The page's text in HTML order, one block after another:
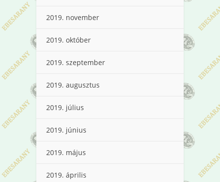
2019. november
2019. október
2019. szeptember
2019. augusztus
2019. július
2019. június
2019. május
2019. április